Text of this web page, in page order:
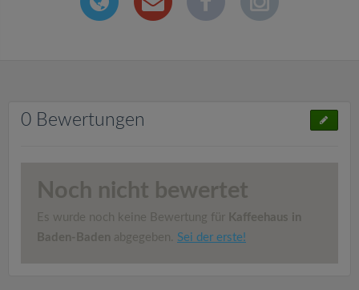
0 Bewertungen
Noch nicht bewertet
Es wurde noch keine Bewertung für Kaffeehaus in
Baden-Baden abgegeben. Sei der erste!